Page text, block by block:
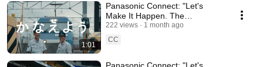
1:01
Panasonic Connect: "Let's
Make It Happen. The
Frontlines of Railway
Transport" Edition
222 views
1 month ago
CC
Panasonic Connect: "Let's